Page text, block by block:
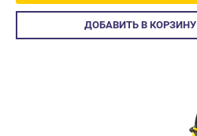
Авторизуйтесь
ДОБАВИТЬ В КОРЗИНУ